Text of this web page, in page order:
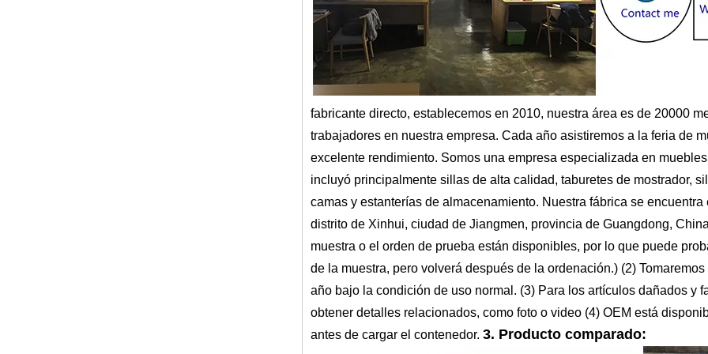
fabricante directo, establecemos en 2010, nuestra área es de 20000
trabajadores en nuestra empresa. Cada año asistiremos a la feria de
excelente rendimiento. Somos una empresa especializada en
incluyó principalmente sillas de alta calidad, taburetes de mostrador,
camas y estanterías de almacenamiento. Nuestra fábrica se
distrito de Xinhui, ciudad de Jiangmen, provincia de Guangdong,
muestra o el orden de prueba están disponibles, por lo que puede
de la muestra, pero volverá después de la ordenación.) (2)
año bajo la condición de uso normal. (3) Para los artículos dañados y
obtener detalles relacionados, como foto o video (4) OEM está
antes de cargar el contenedor. 3. Producto comparado: